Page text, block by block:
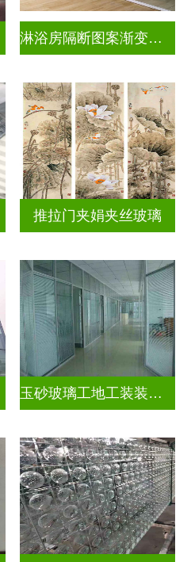
淋浴房隔断图案渐变玻璃
推拉门夹娟夹丝玻璃
玉砂玻璃工地工装装饰玻璃